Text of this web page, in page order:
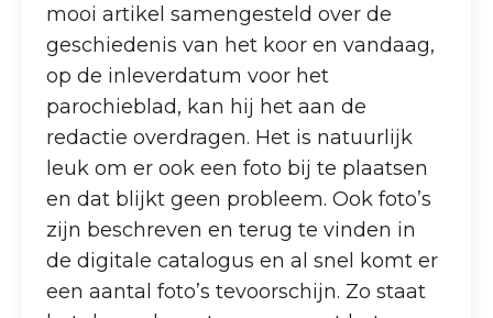
mooi artikel samengesteld over de
geschiedenis van het koor en vandaag,
op de inleverdatum voor het
parochieblad, kan hij het aan de
redactie overdragen. Het is natuurlijk
leuk om er ook een foto bij te plaatsen
en dat blijkt geen probleem. Ook foto’s
zijn beschreven en terug te vinden in
de digitale catalogus en al snel komt er
een aantal foto’s tevoorschijn. Zo staat